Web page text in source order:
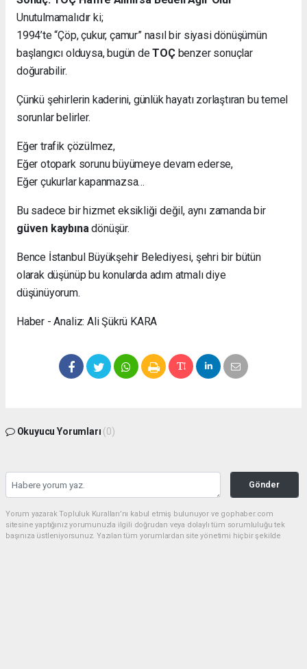
Unutulmamalıdır ki;
1994’te “Çöp, çukur, çamur” nasıl bir siyasi dönüşümün
başlangıcı olduysa, bugün deTOÇbenzer sonuçlar
doğurabilir.
Çünkü şehirlerin kaderini, günlük hayatı zorlaştıran bu temel
sorunlar belirler.
Eğer trafik çözülmez,
Eğer otopark sorunu büyümeye devam ederse,
Eğer çukurlar kapanmazsa…
Bu sadece bir hizmet eksikliği değil, aynı zamanda bir
güven kaybınadönüşür.
Bence İstanbul Büyükşehir Belediyesi, şehri bir bütün
olarak düşünüp bu konularda adım atmalı diye
düşünüyorum.
Haber - Analiz: Ali Şükrü KARA
Okuyucu Yorumları (0)
Gönder
Yorum yazarak Topluluk Kuralları’nı kabul etmiş bulunuyor ve gophaber.com
sitesine yaptığınız yorumunuzla ilgili doğrudan veya dolaylı tüm sorumluluğu tek
başınıza üstleniyorsunuz. Yazılan tüm yorumlardan site yönetimi hiçbir şekilde